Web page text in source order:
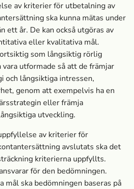
av kriterier för utbetalning av
ska kunna mätas under
ett år. De kan också utgöras av
eller kvalitativa mål.
som långsiktig rörlig
utformade så att de främjar
och långsiktiga intressen,
genom att exempelvis ha en
eller främja
utveckling.
av kriterier för
avslutats ska det
kriterierna uppfyllts.
för den bedömningen.
mål ska bedömningen baseras på